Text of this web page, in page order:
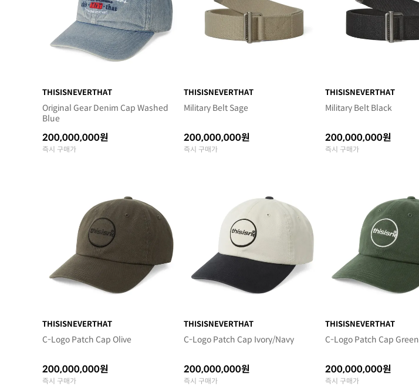
THISISNEVERTHAT
Original Gear Denim Cap Washed
Blue
200,000,000원
즉시 구매가
THISISNEVERTHAT
Military Belt Sage
200,000,000원
즉시 구매가
THISISNEVERTHAT
Military Belt Black
200,000,000원
즉시 구매가
THISISNEVERTHAT
C-Logo Patch Cap Olive
200,000,000원
즉시 구매가
THISISNEVERTHAT
C-Logo Patch Cap Ivory/Navy
200,000,000원
즉시 구매가
THISISNEVERTHAT
C-Logo Patch Cap Green
200,000,000원
즉시 구매가